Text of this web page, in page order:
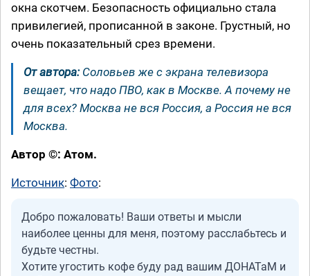
окна скотчем. Безопасность официально стала
привилегией, прописанной в законе. Грустный, но
очень показательный срез времени.
От автора:Соловьев же с экрана телевизора
вещает, что надо ПВО, как в Москве. А почему не
для всех? Москва не вся Россия, а Россия не вся
Москва.
Автор ©: Атом.
Источник: Фото:
Добро пожаловать! Ваши ответы и мысли
наиболее ценны для меня, поэтому расслабьтесь и
будьте честны.
Хотите угостить кофе буду рад вашим ДОНАТаМ и